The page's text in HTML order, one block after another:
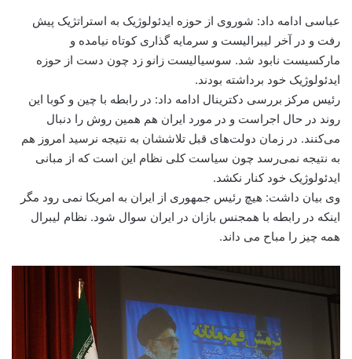
عباسی ادامه داد: شوروی از حوزه ایدئولوژیک به استراتژیک پیش
رفت و در آخر لیبرالیست و سرمایه گذاری کوتاه نیامده و
مارکسیست نابود شد. سوسیالیست زانو زد چون دست از حوزه
ایدئولوژیک خود برداشته بودند.
رئیس مرکز بررسی دکترینال ادامه داد: در رابطه با چین و کوبا این
روند در حال اجراست و در مورد ایران هم همین روش را دنبال
می‌کنند. در زمان دولت‌های قبل تلاششان به نتیجه نرسید امروز هم
به نتیجه نمی‌رسد چون سیاست کلی نظام این است که از مبانی
ایدئولوژیک خود کنار نکشد.
وی بیان داشت: هیچ رئیس جمهوری از ایران به امریکا نمی رود مگر
اینکه در رابطه با همجنس بازان در ایران سوال شود. نظام لیبرال
همه چیز را مباح می داند.